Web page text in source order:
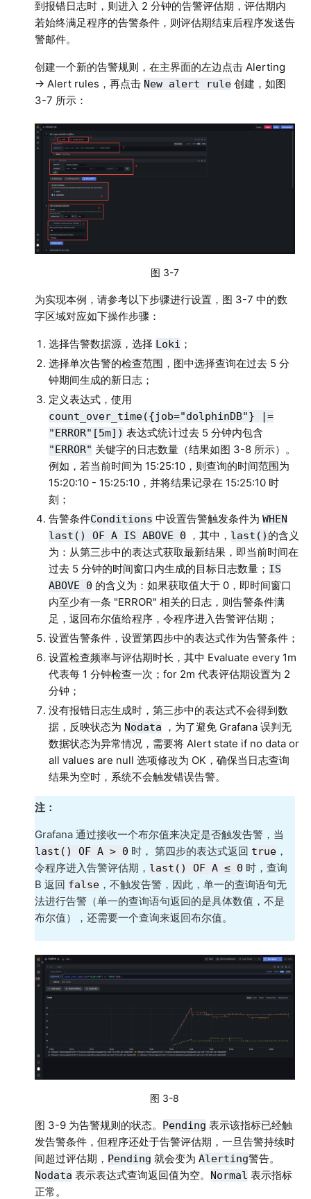
到报错日志时，则进入 2 分钟的告警评估期，评估期内
若始终满足程序的告警条件，则评估期结束后程序发送告
警邮件。
创建一个新的告警规则，在主界面的左边点击 Alerting
→ Alert rules，再点击 New alert rule创建，如图
3-7 所示：
图 3-7
为实现本例，请参考以下步骤进行设置，图 3-7 中的数
字区域对应如下操作步骤：
选择告警数据源，选择 Loki ；
选择单次告警的检查范围，图中选择查询在过去 5 分
钟期间生成的新日志；
定义表达式，使用
count_over_time({job="dolphinDB"} |=
"ERROR"[5m]) 表达式统计过去 5 分钟内包含
"ERROR" 关键字的日志数量（结果如图 3-8 所示）。
例如，若当前时间为 15:25:10，则查询的时间范围为
15:20:10 - 15:25:10，并将结果记录在 15:25:10 时
刻；
告警条件Conditions 中设置告警触发条件为 WHEN
last() OF A IS ABOVE 0 ，其中， last() 的含义
为：从第三步中的表达式获取最新结果，即当前时间在
过去 5 分钟的时间窗口内生成的目标日志数量； IS
ABOVE 0 的含义为：如果获取值大于 0，即时间窗口
内至少有一条 "ERROR" 相关的日志，则告警条件满
足，返回布尔值给程序，令程序进入告警评估期；
设置告警条件，设置第四步中的表达式作为告警条件；
设置检查频率与评估期时长，其中 Evaluate every 1m
代表每 1 分钟检查一次；for 2m 代表评估期设置为 2
分钟；
没有报错日志生成时，第三步中的表达式不会得到数
据，反映状态为 Nodata ，为了避免 Grafana 误判无
数据状态为异常情况，需要将 Alert state if no data or
all values are null 选项修改为 OK，确保当日志查询
结果为空时，系统不会触发错误告警。
注：
Grafana 通过接收一个布尔值来决定是否触发告警，当
last() OF A > 0 时， 第四步的表达式返回 true，
令程序进入告警评估期， last() OF A ≤ 0 时，查询
B 返回 false，不触发告警，因此，单一的查询语句无
法进行告警（单一的查询语句返回的是具体数值，不是
布尔值），还需要一个查询来返回布尔值。
图 3-8
图 3-9 为告警规则的状态。 Pending 表示该指标已经触
发告警条件，但程序还处于告警评估期，一旦告警持续时
间超过评估期， Pending 就会变为 Alerting警告。
Nodata 表示表达式查询返回值为空。 Normal 表示指标
正常。